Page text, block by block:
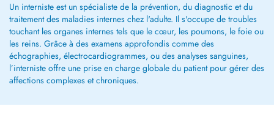
Un interniste est un spécialiste de la prévention, du diagnostic et du
traitement des maladies internes chez l'adulte. Il s'occupe de troubles
touchant les organes internes tels que le cœur, les poumons, le foie ou
les reins. Grâce à des examens approfondis comme des
échographies, électrocardiogrammes, ou des analyses sanguines,
l’interniste offre une prise en charge globale du patient pour gérer des
affections complexes et chroniques.